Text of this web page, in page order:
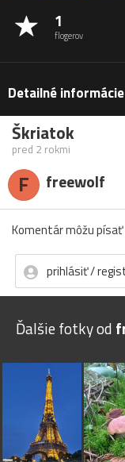
1
flogerov
Detailné informácie
Škriatok
pred 2 rokmi
F freewolf
Komentár môžu
prihlásiť /
Ďalšie fotky od